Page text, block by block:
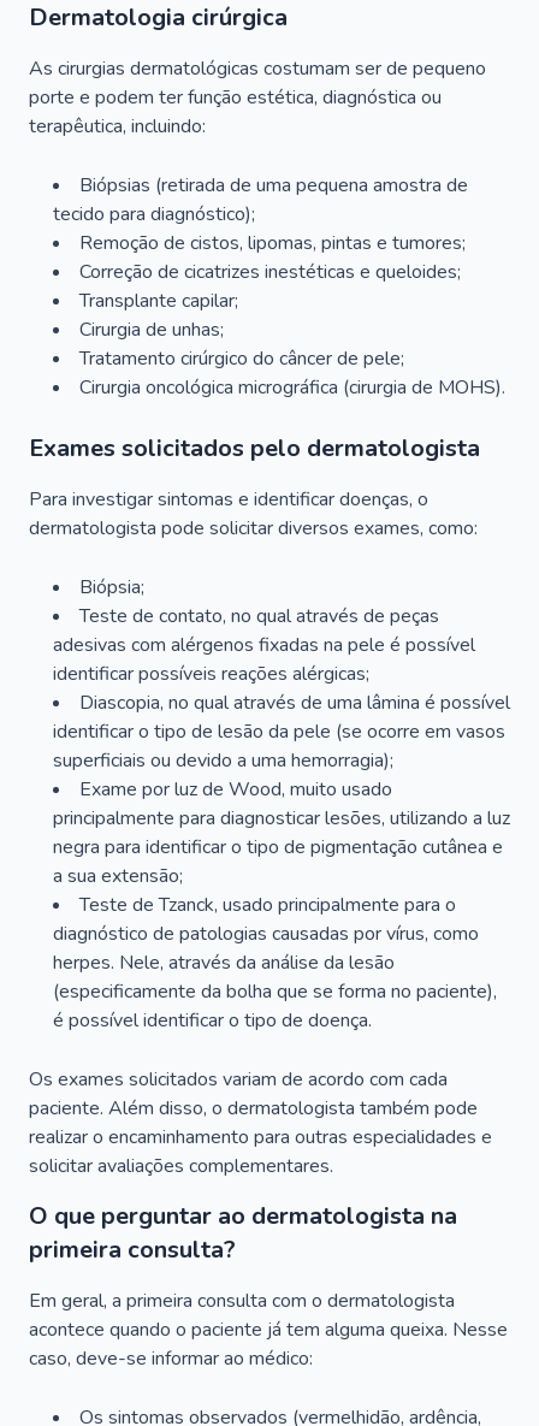
Dermatologia cirúrgica
As cirurgias dermatológicas costumam ser de pequeno
porte e podem ter função estética, diagnóstica ou
terapêutica, incluindo:
Biópsias (retirada de uma pequena amostra de
tecido para diagnóstico);
Remoção de cistos, lipomas, pintas e tumores;
Correção de cicatrizes inestéticas e queloides;
Transplante capilar;
Cirurgia de unhas;
Tratamento cirúrgico do câncer de pele;
Cirurgia oncológica micrográfica (cirurgia de MOHS).
Exames solicitados pelo dermatologista
Para investigar sintomas e identificar doenças, o
dermatologista pode solicitar diversos exames, como:
Biópsia;
Teste de contato, no qual através de peças
adesivas com alérgenos fixadas na pele é possível
identificar possíveis reações alérgicas;
Diascopia, no qual através de uma lâmina é possível
identificar o tipo de lesão da pele (se ocorre em vasos
superficiais ou devido a uma hemorragia);
Exame por luz de Wood, muito usado
principalmente para diagnosticar lesões, utilizando a luz
negra para identificar o tipo de pigmentação cutânea e
a sua extensão;
Teste de Tzanck, usado principalmente para o
diagnóstico de patologias causadas por vírus, como
herpes. Nele, através da análise da lesão
(especificamente da bolha que se forma no paciente),
é possível identificar o tipo de doença.
Os exames solicitados variam de acordo com cada
paciente. Além disso, o dermatologista também pode
realizar o encaminhamento para outras especialidades e
solicitar avaliações complementares.
O que perguntar ao dermatologista na
primeira consulta?
Em geral, a primeira consulta com o dermatologista
acontece quando o paciente já tem alguma queixa. Nesse
caso, deve-se informar ao médico:
Os sintomas observados (vermelhidão, ardência,